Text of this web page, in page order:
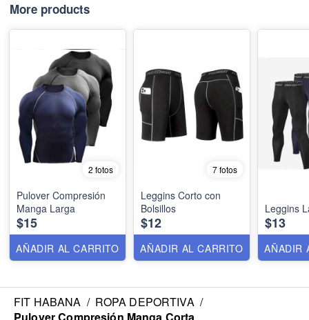
More products
2 fotos
Pulover Compresión
Manga Larga
$15
AÑADIR AL CARRITO
7 fotos
Leggins Corto con
Bolsillos
$12
AÑADIR AL CARRITO
Leggins
$13
AÑADIR
FIT HABANA / ROPA DEPORTIVA /